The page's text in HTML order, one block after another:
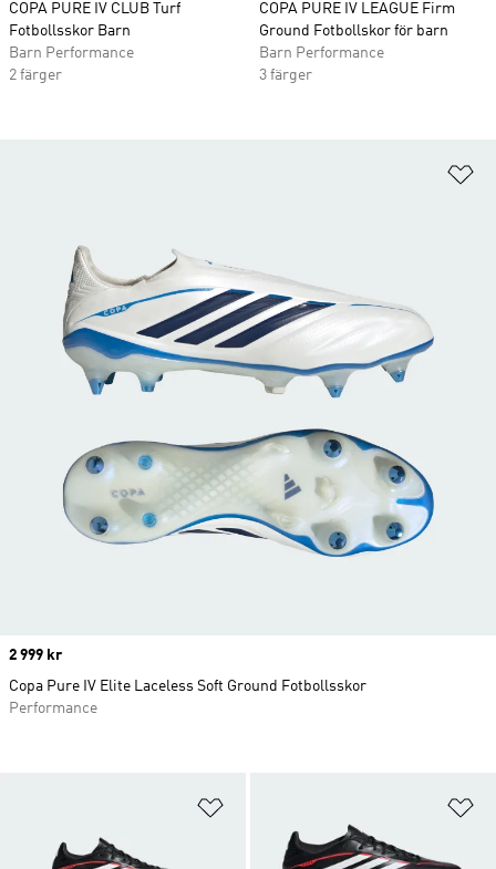
COPA PURE IV CLUB Turf
Fotbollsskor Barn
Barn Performance
2 färger
COPA PURE IV LEAGUE Firm
Ground Fotbollskor för barn
Barn Performance
3 färger
Price
2 999 kr
Copa Pure IV Elite Laceless Soft Ground Fotbollsskor
Performance